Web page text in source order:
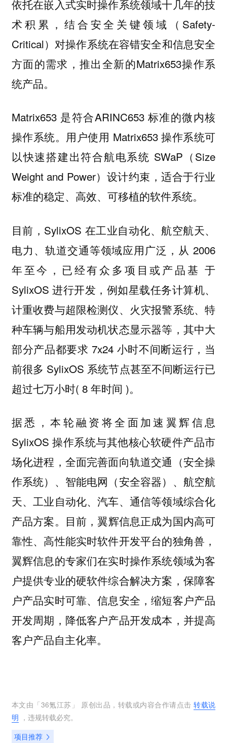
依托在嵌入式实时操作系统领域十几年的技
术积累， 结合安全关键领域（Safety-
Critical）对操作系统在容错安全和信息安全
方面的需求，推出全新的Matrix653操作系
统产品。
Matrix653 是符合ARINC653 标准的微内核
操作系统。用户使用 Matrix653 操作系统可
以快速搭建出符合航电系统 SWaP（Size
Weight and Power）设计约束，适合于行业
标准的稳定、高效、可移植的软件系统。
目前，SylixOS 在工业自动化、航空航天、
电力、轨道交通等领域应用广泛，从 2006
年至今，已经有众多项目或产品基 于
SylixOS 进行开发，例如星载任务计算机、
计重收费与超限检测仪、火灾报警系统、特
种车辆与船用发动机状态显示器等，其中大
部分产品都要求 7x24 小时不间断运行，当
前很多 SylixOS 系统节点甚至不间断运行已
超过七万小时( 8 年时间 )。
据悉，本轮融资将全面加速翼辉信息
SylixOS 操作系统与其他核心软硬件产品市
场化进程，全面完善面向轨道交通（安全操
作系统）、智能电网（安全容器）、航空航
天、工业自动化、汽车、通信等领域综合化
产品方案。 目前，翼辉信息正成为国内高可
靠性、高性能实时软件开发平台的独角兽，
翼辉信息的专家们在实时操作系统领域为客
户提供专业的硬软件综合解决方案，保障客
户产品实时可靠、信息安全，缩短客户产品
开发周期，降低客户产品开发成本，并提高
客户产品自主化率。
本文由「36氪江苏 」 原创出品，转载或内容合作请点击转载说
明 ，违规转载必究。
项目推荐